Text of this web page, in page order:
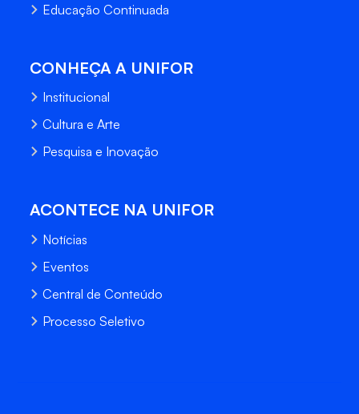
Educação Continuada
CONHEÇA A UNIFOR
Institucional
Cultura e Arte
Pesquisa e Inovação
ACONTECE NA UNIFOR
Notícias
Eventos
Central de Conteúdo
Processo Seletivo